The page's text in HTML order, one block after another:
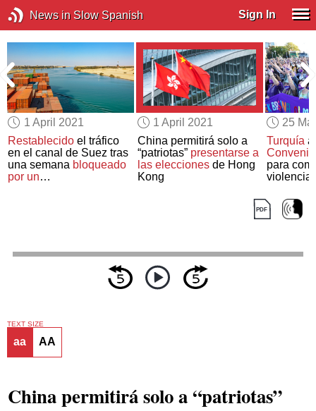
News in Slow Spanish Sign In
1 April 2021
Restablecido el tráfico
en el canal de Suez tras
una semana bloqueado
por un
1 April 2021
China permitirá solo a
“patriotas” presentarse a
las eleccionesde Hong
Kong
25
Turquía
para
violencia
TEXT SIZE
aa AA
China permitirá solo a “patriotas”